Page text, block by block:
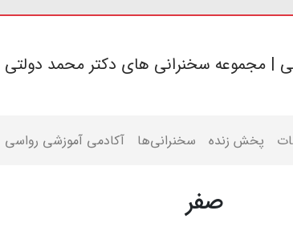
| مجموعه سخنرانی های دکتر محمد دولتی
پخش زنده سخنرانی‌ها آکادمی آموزشی رواسی
صفر